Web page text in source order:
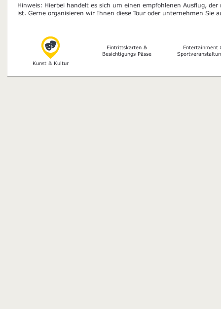
Hinweis: Hierbei handelt es sich um einen empfohlenen Ausflug,
ist. Gerne organisieren wir Ihnen diese Tour oder unternehmen Sie
Kunst & Kultur
Eintrittskarten &
Besichtigungs Pässe
Entertainment